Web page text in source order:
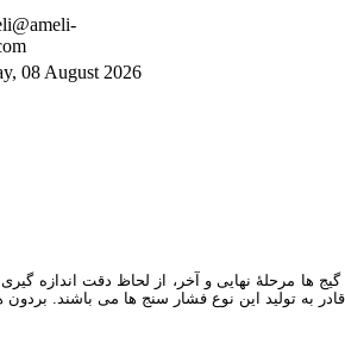
08 August 2026
ها مرحلۀ نهایی و آخر، از لحاظ دقت اندازه